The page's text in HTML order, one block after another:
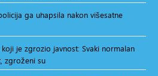
ga uhapsila nakon višesatne
je zgrozio javnost: Svaki normalan
zgroženi su